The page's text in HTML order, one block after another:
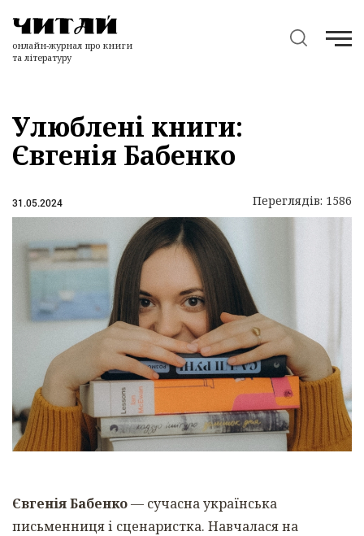
онлайн-журнал про книги
та літературу
Улюблені книги:
Євгенія Бабенко
31.05.2024 Переглядів: 1586
Євгенія Бабенко— сучасна українська
письменниця і сценаристка. Навчалася на